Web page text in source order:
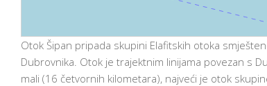
Otok Šipan pripada skupini Elafitskih otoka
Dubrovnika. Otok je trajektnim linijama povezan s
mali (16 četvornih kilometara), najveći je otok